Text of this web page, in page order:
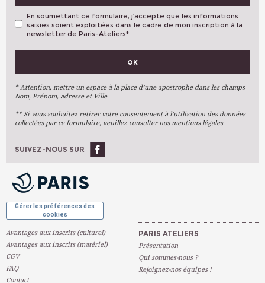
VOS PRÉFÉRENCES
Arts Plastiques
Arts Du Texte
Arts Numériques
Ateliers À L'année
En soumettant ce formulaire, j’accepte que les informations
saisies soient exploitées dans le cadre de mon inscription à la
newsletter de Paris-Ateliers*
OK
* Attention, mettre un espace à la place d’une apostrophe dans les champs
Nom, Prénom, adresse et Ville
** Si vous souhaitez retirer votre consentement à l’utilisation des données
collectées par ce formulaire, veuillez consulter nos mentions légales
SUIVEZ-NOUS SUR
Gérer les préférences des
cookies
Avantages aux inscrits (culturel)
Avantages aux inscrits (matériel)
CGV
FAQ
Contact
PARIS ATELIERS
Présentation
Qui sommes-nous ?
Rejoignez-nos équipes !